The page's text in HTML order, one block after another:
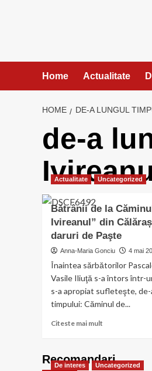
Home Actualitate
HOME DE-A LUNGUL
de-a
Actualitate Uncategorized
Bătrânii de la
Ivireanul” din
daruri de Paşte
Anna-Maria Gonciu 4 mai
Înaintea sărbătorilor
Vasile Iliuţă s-a întors într-
s-a apropiat sufleteşte, de-
timpului: Căminul de...
Citeste mai mult
Bătrânii
de
Recomandari
De interes Uncategorized